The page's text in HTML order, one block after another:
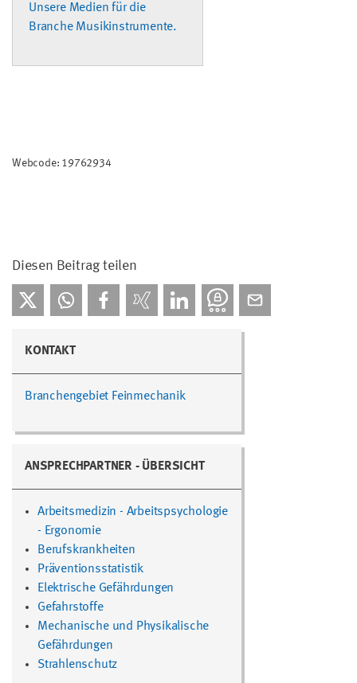
Unsere Medien für die
Branche Musikinstrumente.
Webcode: 19762934
Diesen Beitrag teilen
KONTAKT
Branchengebiet Feinmechanik
ANSPRECHPARTNER - ÜBERSICHT
Arbeitsmedizin - Arbeitspsychologie
- Ergonomie
Berufskrankheiten
Präventionsstatistik
Elektrische Gefährdungen
Gefahrstoffe
Mechanische und Physikalische
Gefährdungen
Strahlenschutz